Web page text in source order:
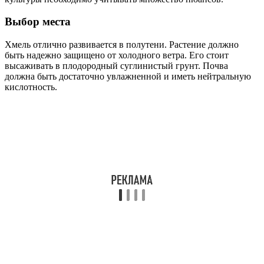
Выбор места
Хмель отлично развивается в полутени. Растение должно
быть надежно защищено от холодного ветра. Его стоит
высаживать в плодородный суглинистый грунт. Почва
должна быть достаточно увлажненной и иметь нейтральную
кислотность.